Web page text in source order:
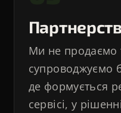
Ми не продаємо
супроводжуємо
де формується
сервісі, у